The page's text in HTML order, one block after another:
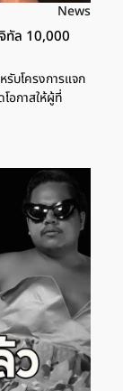
News
ทัล 10,000
รับโครงการแจก
อกาสให้ผู้ที่